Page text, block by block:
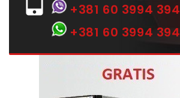
+381 60 3994 394
+381 60 3994 394